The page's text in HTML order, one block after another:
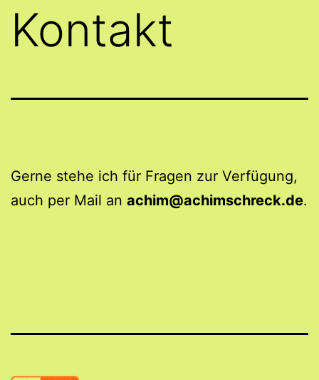
Kontakt
Gerne stehe ich für Fragen zur Verfügung,
auch per Mail an achim@achimschreck.de.